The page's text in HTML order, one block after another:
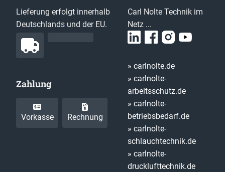
Lieferung erfolgt innerhalb
Deutschlands und der EU.
Zahlung
Vorkasse Rechnung
Carl Nolte Technik im
Netz ...
» carlnolte.de
» carlnolte-
arbeitsschutz.de
» carlnolte-
betriebsbedarf.de
» carlnolte-
schlauchtechnik.de
» carlnolte-
drucklufttechnik.de